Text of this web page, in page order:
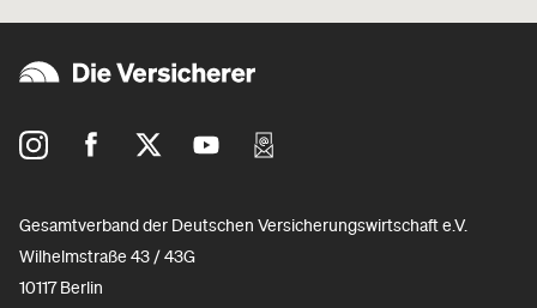
Gesamtverband der Deutschen Versicherungswirtschaft e.V.
Wilhelmstraße 43 / 43G
10117 Berlin